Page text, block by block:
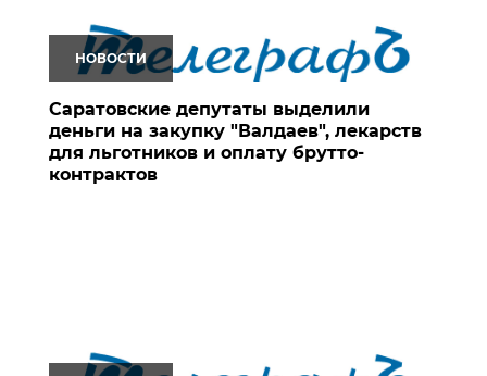
НОВОСТИ
Саратовские депутаты выделили
деньги на закупку "Валдаев", лекарств
для льготников и оплату брутто-
контрактов